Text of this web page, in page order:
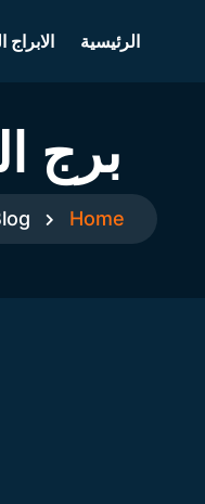
الرئيسية الابراج
برج
Home